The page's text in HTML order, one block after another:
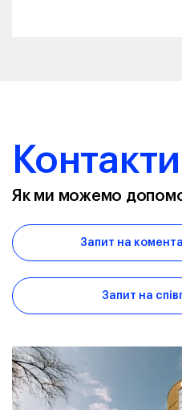
Контакти
Як ми можемо
Запит на
Запит на